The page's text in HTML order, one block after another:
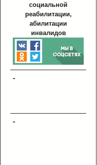
социальной
реабилитации,
абилитации
инвалидов
-
-